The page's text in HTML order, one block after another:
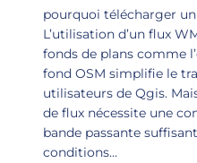
pourquoi télécharger
L’utilisation d’un flux
fonds de plans comme
fond OSM simplifie le
utilisateurs de Qgis.
de flux nécessite une
bande passante
conditions…